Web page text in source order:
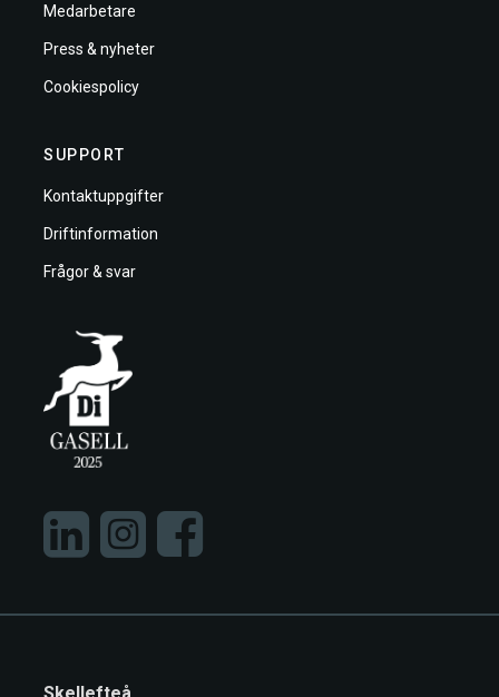
Medarbetare
Press & nyheter
Cookiespolicy
SUPPORT
Kontaktuppgifter
Driftinformation
Frågor & svar